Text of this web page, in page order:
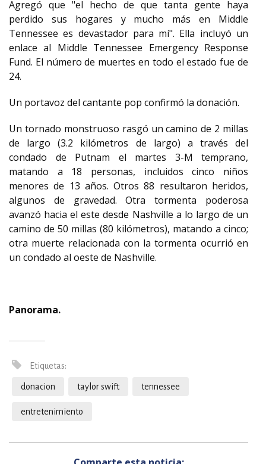
Agregó que "el hecho de que tanta gente haya
perdido sus hogares y mucho más en Middle
Tennessee es devastador para mí". Ella incluyó un
enlace al Middle Tennessee Emergency Response
Fund. El número de muertes en todo el estado fue de
24.
Un portavoz del cantante pop confirmó la donación.
Un tornado monstruoso rasgó un camino de 2 millas
de largo (3.2 kilómetros de largo) a través del
condado de Putnam el martes 3-M temprano,
matando a 18 personas, incluidos cinco niños
menores de 13 años. Otros 88 resultaron heridos,
algunos de gravedad. Otra tormenta poderosa
avanzó hacia el este desde Nashville a lo largo de un
camino de 50 millas (80 kilómetros), matando a cinco;
otra muerte relacionada con la tormenta ocurrió en
un condado al oeste de Nashville.
Panorama.
Etiquetas:
donacion taylor swift tennessee
entretenimiento